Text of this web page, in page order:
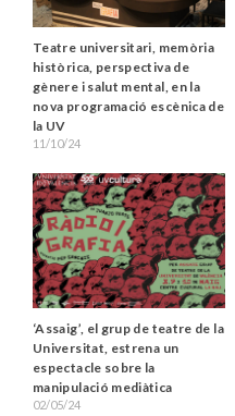
Teatre universitari, memòria
històrica, perspectiva de
gènere i salut mental, en la
nova programació escènica de
la UV
11/10/24
‘Assaig’, el grup de teatre de la
Universitat, estrena un
espectacle sobre la
manipulació mediàtica
02/05/24